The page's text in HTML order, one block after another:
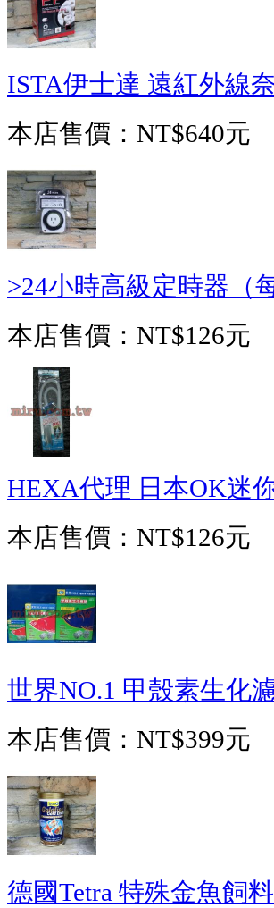
ISTA伊士達 遠紅外線
本店售價： NT$640元
>24小時高級定時器（
本店售價： NT$126元
HEXA代理 日本OK迷
本店售價： NT$126元
世界NO.1 甲殼素生化
本店售價： NT$399元
德國Tetra 特殊金魚飼